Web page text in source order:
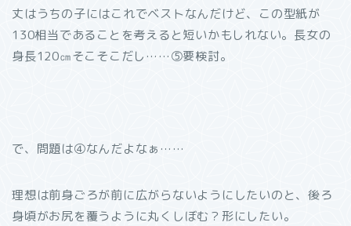
丈はうちの子にはこれでベストなんだけど、この型紙が
130相当であることを考えると短いかもしれない。長女の
身長120㎝そこそこだし……⑤要検討。
で、問題は④なんだよなぁ……
理想は前身ごろが前に広がらないようにしたいのと、後ろ
身頃がお尻を覆うように丸くしぼむ？形にしたい。